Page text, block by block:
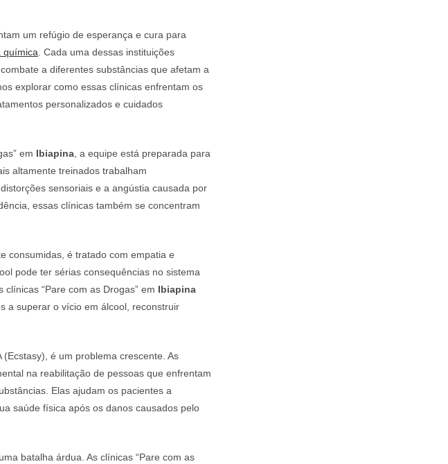
um refúgio de esperança e cura para
química. Cada uma dessas instituições
a diferentes substâncias que afetam a
explorar como essas clínicas enfrentam os
personalizados e cuidados
em Ibiapina, a equipe está preparada para
altamente treinados trabalham
sensoriais e a angústia causada por
essas clínicas também se concentram
consumidas, é tratado com empatia e
pode ter sérias consequências no sistema
“Pare com as Drogas” em Ibiapina
a superar o vício em álcool, reconstruir
é um problema crescente. As
na reabilitação de pessoas que enfrentam
Elas ajudam os pacientes a
saúde física após os danos causados pelo
batalha árdua. As clínicas “Pare com as